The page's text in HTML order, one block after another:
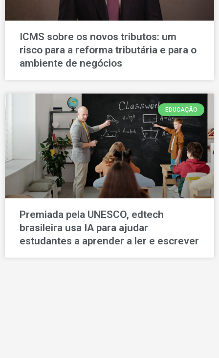
ICMS sobre os novos tributos: um
risco para a reforma tributária e para o
ambiente de negócios
EDUCAÇÃO
Premiada pela UNESCO, edtech
brasileira usa IA para ajudar
estudantes a aprender a ler e escrever